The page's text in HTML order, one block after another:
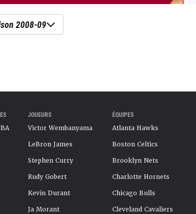
2008-09
JOUEURS
Victor Wembanyama
LeBron James
Stephen Curry
Rudy Gobert
Kevin Durant
Ja Morant
ÉQUIPES
Atlanta Hawks
Boston Celtics
Brooklyn Nets
Charlotte Hornets
Chicago Bulls
Cleveland Cavaliers